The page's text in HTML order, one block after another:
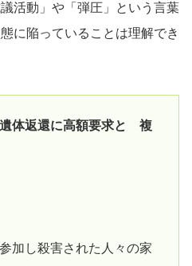
活動」や「弾圧」という言葉
に陥っていることは理解でき
体返還に高額要求と 複
加し殺害された人々の家